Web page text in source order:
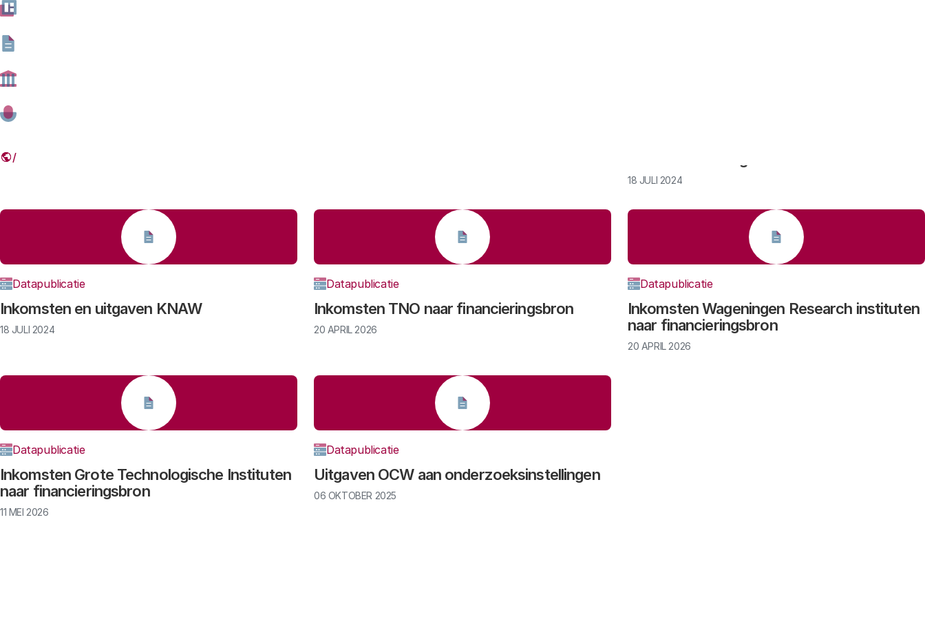
Factsheets en datapublicaties
Financiering publieke kennisorganisaties
Factsheet
20 APRIL 2026
18 JULI 2024
Inkomsten en uitgaven KNAW
Datapublicatie
18 JULI 2024
Inkomsten TNO naar financieringsbron
Datapublicatie
20 APRIL 2026
Inkomsten Wageningen Research instituten
naar financieringsbron
Datapublicatie
20 APRIL 2026
Inkomsten Grote Technologische Instituten
naar financieringsbron
Datapublicatie
11 MEI 2026
Uitgaven OCW aan onderzoeksinstellingen
Datapublicatie
06 OKTOBER 2025